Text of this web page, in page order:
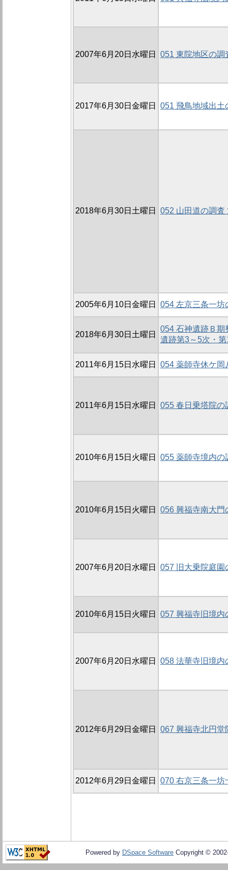
2007年6月20日水曜日 051 東院地区の調
2017年6月30日金曜日 051 飛鳥地域出土
2018年6月30日土曜日 052 山田道の調査
2005年6月10日金曜日 054 左京三条一坊
2018年6月30日土曜日
054 石神遺跡Ｂ期
遺跡第3～5次・
2011年6月15日水曜日 054 薬師寺休ケ岡
2011年6月15日水曜日 055 春日乗塔院の
2010年6月15日火曜日 055 薬師寺境内の
2010年6月15日火曜日 056 興福寺南大門
2007年6月20日水曜日 057 旧大乗院庭園
2010年6月15日火曜日 057 興福寺旧境内
2007年6月20日水曜日 058 法華寺旧境内
2012年6月29日金曜日 067 興福寺北円
2012年6月29日金曜日 070 右京三条一
Powered by DSpace Software Copyright ©